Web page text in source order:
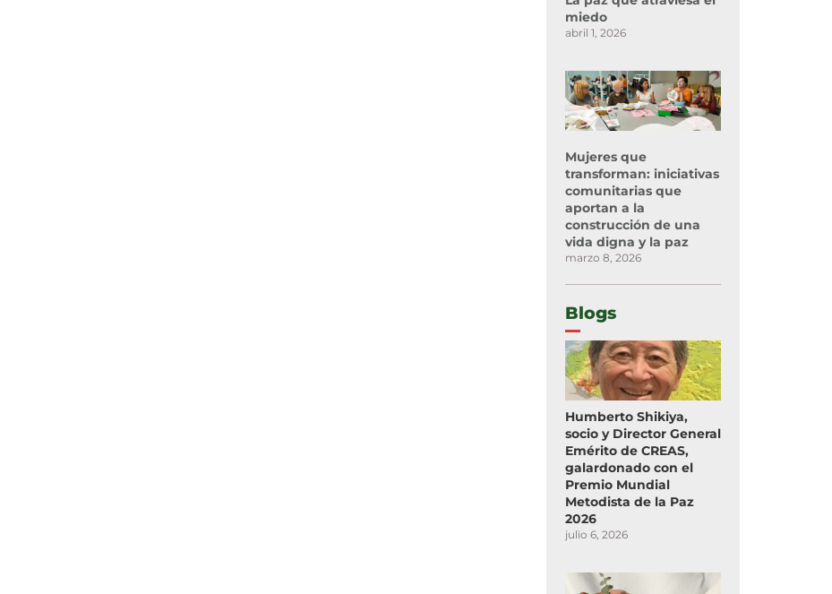
miedo
abril 1, 2026
Mujeres que
transforman: iniciativas
comunitarias que
aportan a la
construcción de una
vida digna y la paz
marzo 8, 2026
Blogs
Humberto Shikiya,
socio y Director General
Emérito de CREAS,
galardonado con el
Premio Mundial
Metodista de la Paz
2026
julio 6, 2026